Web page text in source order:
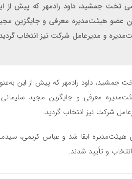
تخت جمشید، داود رادمهر که پیش از
عضو هیئت‌مدیره معرفی و جایگزین
و مدیرعامل شرکت نیز انتخاب
داود رادمهر که پیش از این
معرفی و جایگزین مجید
شرکت نیز انتخاب گردید.
ابقا شد و عباس کریمی،
و تأیید شدند.